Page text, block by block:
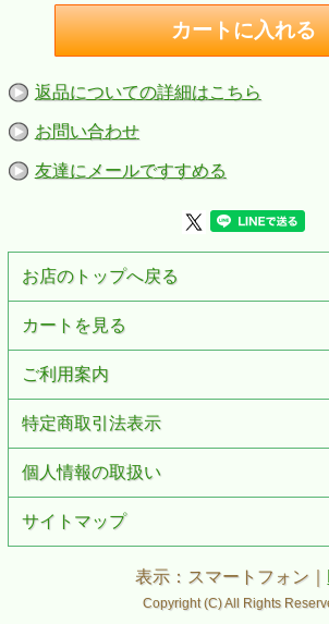
返品についての詳細はこちら
お問い合わせ
友達にメールですすめる
お店のトップへ戻る
カートを見る
ご利用案内
特定商取引法表示
個人情報の取扱い
サイトマップ
表示：スマートフォン｜
Copyright (C) All Rights